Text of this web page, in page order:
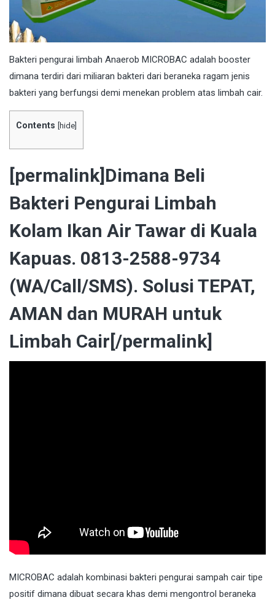
Bakteri pengurai limbah Anaerob MICROBAC adalah booster
dimana terdiri dari miliaran bakteri dari beraneka ragam jenis
bakteri yang berfungsi demi menekan problem atas limbah cair.
Contents hide
[permalink]Dimana Beli
Bakteri Pengurai Limbah
Kolam Ikan Air Tawar di Kuala
Kapuas. 0813-2588-9734
(WA/Call/SMS). Solusi TEPAT,
AMAN dan MURAH untuk
Limbah Cair[/permalink]
MICROBAC adalah kombinasi bakteri pengurai sampah cair tipe
positif dimana dibuat secara khas demi mengontrol beraneka